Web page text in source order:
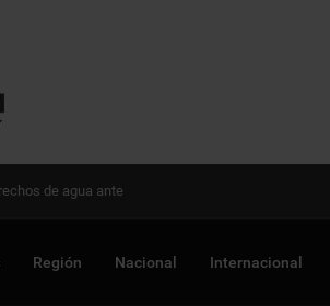
proyectos
Región Nacional Internacional